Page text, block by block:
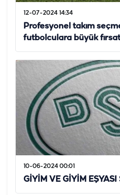
12-07-2024 14:34
Profesyonel takım
futbolculara büyük fırsat
10-06-2024 00:01
GİYİM VE GİYİM